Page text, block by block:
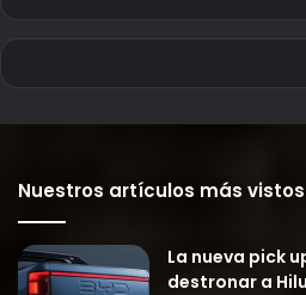
Nuestros artículos más vistos
La nueva pick
destronar a